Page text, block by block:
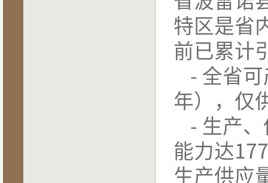
特区是省
前已累计
- 全省
年），仅
- 生产
能力达
生产供应